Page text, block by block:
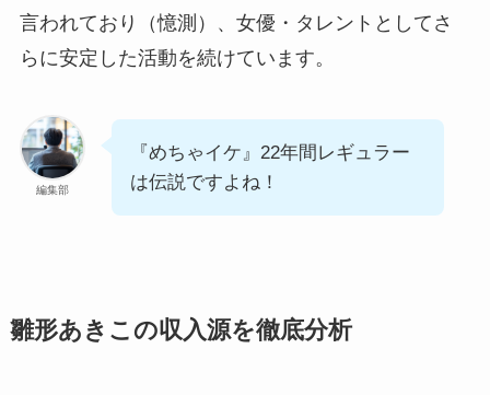
言われており（憶測）、女優・タレントとしてさ
らに安定した活動を続けています。
編集部
『めちゃイケ』22年間レギュラー
は伝説ですよね！
雛形あきこの収入源を徹底分析